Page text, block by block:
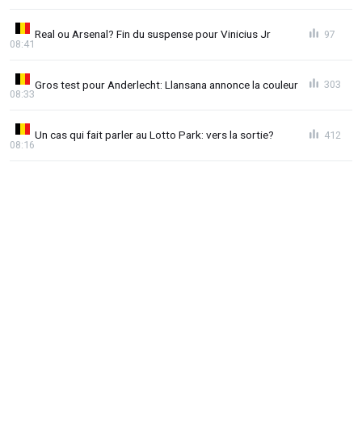
Real ou Arsenal? Fin du suspense pour Vinicius Jr
08:41
97
Gros test pour Anderlecht: Llansana annonce la couleur
08:33
303
Un cas qui fait parler au Lotto Park: vers la sortie?
08:16
412